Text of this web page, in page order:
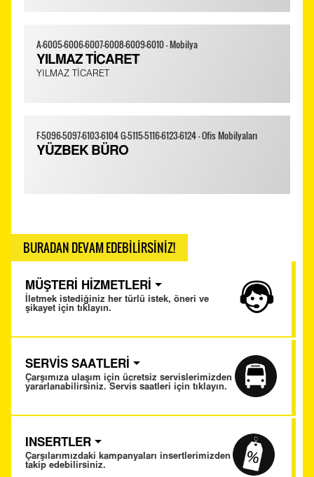
A-6005-6006-6007-6008-6009-6010 - Mobilya
YILMAZ TİCARET
YILMAZ TİCARET
F-5096-5097-6103-6104 G-5115-5116-6123-6124 - Ofis Mobilyaları
YÜZBEK BÜRO
BURADAN DEVAM EDEBİLİRSİNİZ!
MÜŞTERİ HİZMETLERİ
İletmek istediğiniz her türlü istek, öneri ve
şikayet için tıklayın.
SERVİS SAATLERİ
Çarşımıza ulaşım için ücretsiz servislerimizden
yararlanabilirsiniz. Servis saatleri için tıklayın.
INSERTLER
Çarşılarımızdaki kampanyaları insertlerimizden
takip edebilirsiniz.